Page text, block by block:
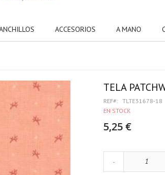
ACCESORIOS A MANO
TELA
REF
TLTE31678-18
EN STOCK
5,25 €
-